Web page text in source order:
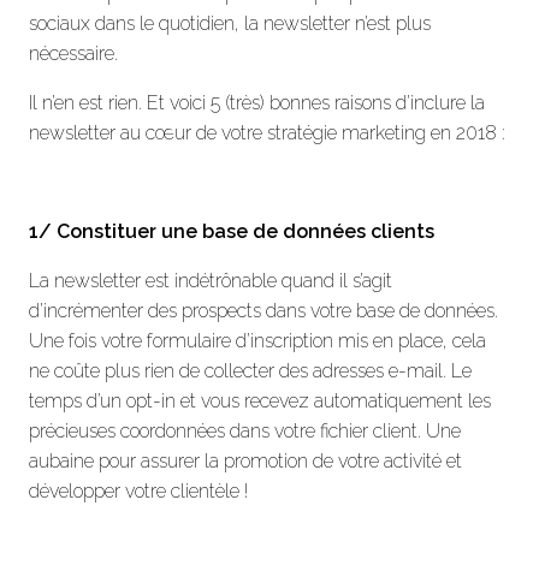
sociaux dans le quotidien, la newsletter n’est plus
nécessaire.
Il n’en est rien. Et voici 5 (très) bonnes raisons d’inclure la
newsletter au cœur de votre stratégie marketing en 2018 :
1/ Constituer une base de données clients
La newsletter est indétrônable quand il s’agit
d’incrémenter des prospects dans votre base de données.
Une fois votre formulaire d’inscription mis en place, cela
ne coûte plus rien de collecter des adresses e-mail. Le
temps d’un opt-in et vous recevez automatiquement les
précieuses coordonnées dans votre fichier client. Une
aubaine pour assurer la promotion de votre activité et
développer votre clientèle !